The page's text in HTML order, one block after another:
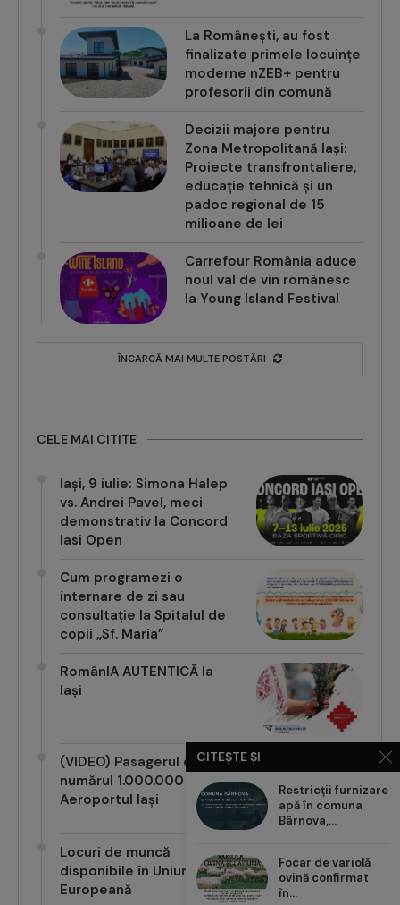
La Românești, au fost
finalizate primele locuințe
moderne nZEB+ pentru
profesorii din comună
Decizii majore pentru
Zona Metropolitană Iași:
Proiecte transfrontaliere,
educație tehnică și un
padoc regional de 15
milioane de lei
Carrefour România aduce
noul val de vin românesc
la Young Island Festival
ÎNCARCĂ MAI MULTE POSTĂRI
CELE MAI CITITE
Iași, 9 iulie: Simona Halep
vs. Andrei Pavel, meci
demonstrativ la Concord
Iasi Open
Cum programezi o
internare de zi sau
consultație la Spitalul de
copii „Sf. Maria”
RomânIA AUTENTICĂ la
Iași
(VIDEO) Pasagerul cu
numărul 1.000.000 pe
Aeroportul Iași
Locuri de muncă
disponibile în Uniunea
Europeană
CITEȘTE ȘI
Restricții furnizare
apă în comuna
Bârnova,...
Focar de variolă
ovină confirmat
în...